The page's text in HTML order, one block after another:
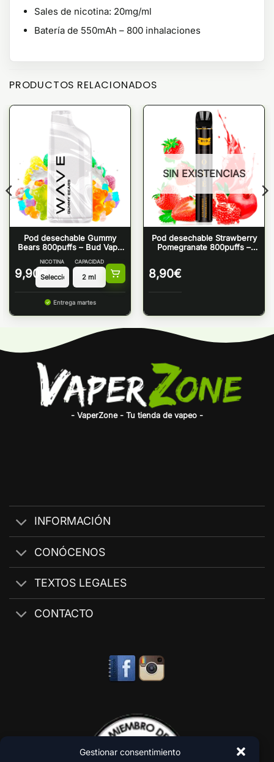
Gestionar consentimiento
Sales de nicotina: 20mg/ml
Batería de 550mAh – 800 inhalaciones
PRODUCTOS RELACIONADOS
Pod desechable Gummy
Bears 800puffs – Bud Vape
9,90 €
NICOTINA CAPACIDAD
Entrega martes
SIN EXISTENCIAS
Pod desechable Strawberry
Pomegranate 800puffs –
8,90€
- VaperZone - Tu tienda de vapeo -
INFORMACIÓN
CONÓCENOS
TEXTOS LEGALES
CONTACTO